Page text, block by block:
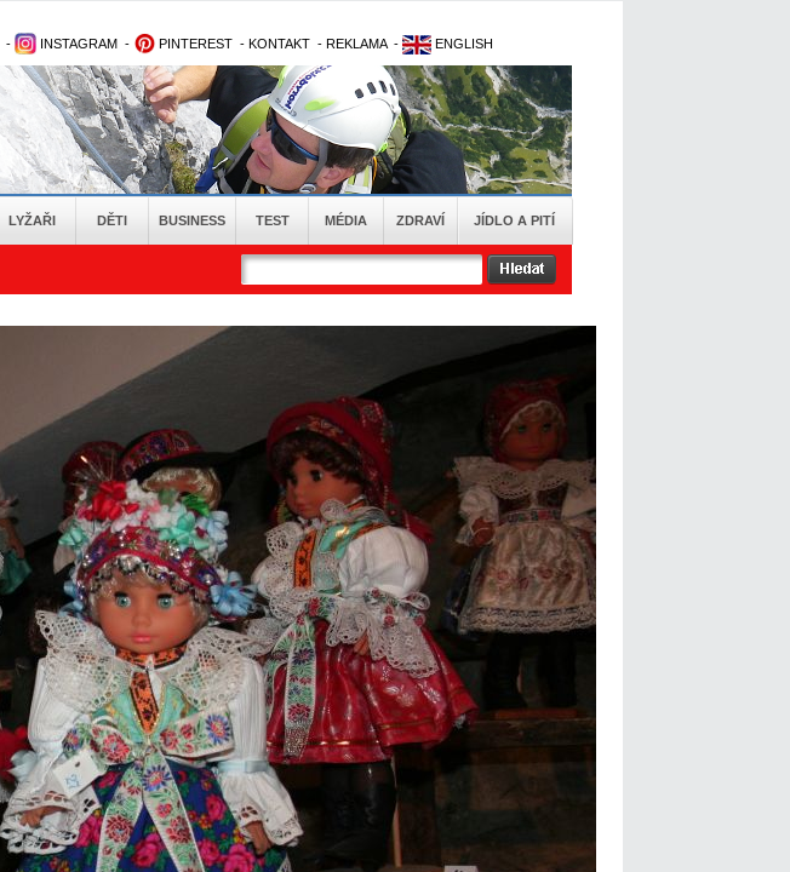
- INSTAGRAM - PINTEREST - KONTAKT - REKLAMA - ENGLISH
LYŽAŘI DĚTI BUSINESS TEST MÉDIA ZDRAVÍ JÍDLO A PITÍ